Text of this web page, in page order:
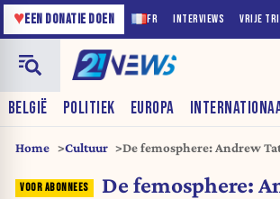
FR INTERVIEWS VRIJE
♥EEN DONATIE DOEN
BELGIË POLITIEK EUROPA
Home Cultuur
De femosphere: Andrew
De femosphere: